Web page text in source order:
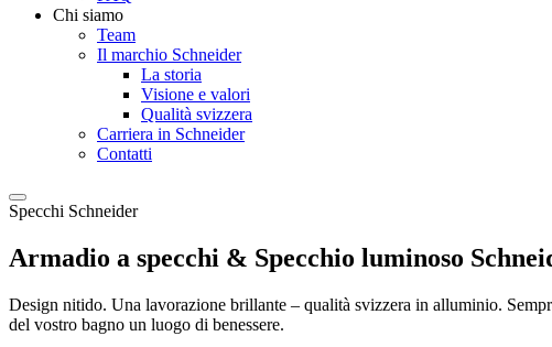
Chi siamo
Team
Il marchio Schneider
La storia
Visione e valori
Qualità svizzera
Carriera in Schneider
Contatti
Specchi Schneider
Armadio a specchi & Specchio luminoso
Design nitido. Una lavorazione brillante – qualità svizzera in alluminio.
del vostro bagno un luogo di benessere.